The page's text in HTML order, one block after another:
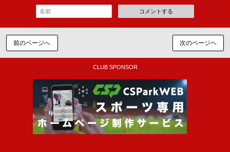
コメントする
前のページへ 次のページヘ
CLUB SPONSOR